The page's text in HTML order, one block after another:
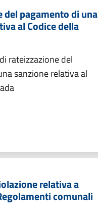
del pagamento di una
al Codice della
rateizzazione del
sanzione relativa al
relativa a
comunali